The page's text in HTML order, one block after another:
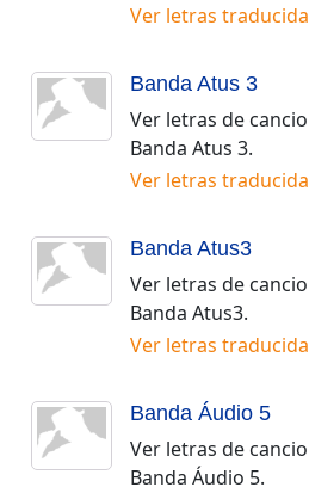
Ver letras
Banda Atus 3
Ver letras de
Banda Atus 3.
Ver letras
Banda Atus3
Ver letras de
Banda Atus3.
Ver letras
Banda Áudio 5
Ver letras de
Banda Áudio 5.